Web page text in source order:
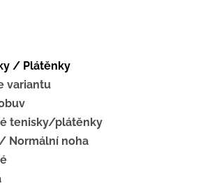
/ Plátěnky
variantu
tenisky/plátěnky
Normální noha